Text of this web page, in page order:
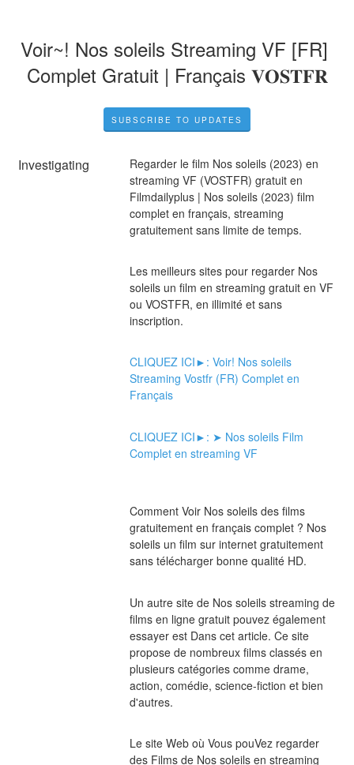
Voir~! Nos soleils Streaming VF [FR]
Complet Gratuit | Français 𝐕𝐎𝐒𝐓𝐅𝐑
SUBSCRIBE TO UPDATES
Investigating
Regarder le film Nos soleils (2023) en
streaming VF (VOSTFR) gratuit en
Filmdailyplus | Nos soleils (2023) film
complet en français, streaming
gratuitement sans limite de temps.
Les meilleurs sites pour regarder Nos
soleils un film en streaming gratuit en VF
ou VOSTFR, en illimité et sans
inscription.
CLIQUEZ ICI►: Voir! Nos soleils
Streaming Vostfr (FR) Complet en
Français
CLIQUEZ ICI►: ➤ Nos soleils Film
Complet en streaming VF
Comment Voir Nos soleils des films
gratuitement en français complet ? Nos
soleils un film sur internet gratuitement
sans télécharger bonne qualité HD.
Un autre site de Nos soleils streaming de
films en ligne gratuit pouvez également
essayer est Dans cet article. Ce site
propose de nombreux films classés en
plusieurs catégories comme drame,
action, comédie, science-fiction et bien
d'autres.
Le site Web où Vous pouVez regarder
des Films de Nos soleils en streaming